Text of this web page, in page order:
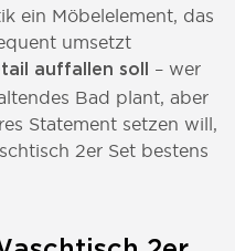
ein Möbelelement, das
umsetzt
auffallen soll
– wer
Bad plant, aber
Statement setzen will,
2er Set bestens